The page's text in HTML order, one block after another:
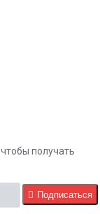
получать
Подписаться